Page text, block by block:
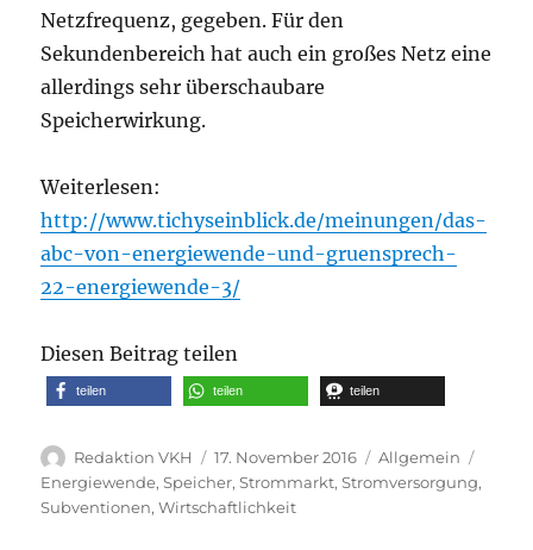
Netzfrequenz, gegeben. Für den
Sekundenbereich hat auch ein großes Netz eine
allerdings sehr überschaubare
Speicherwirkung.
Weiterlesen:
http://www.tichyseinblick.de/meinungen/das-
abc-von-energiewende-und-gruensprech-
22-energiewende-3/
Diesen Beitrag teilen
teilen teilen teilen
Autor
Redaktion VKH
Veröffentlicht
am
17. November 2016 Kategorien
Allgemein
Energiewende,Speicher,Strommarkt,Stromversorgung,
Subventionen,Wirtschaftlichkeit